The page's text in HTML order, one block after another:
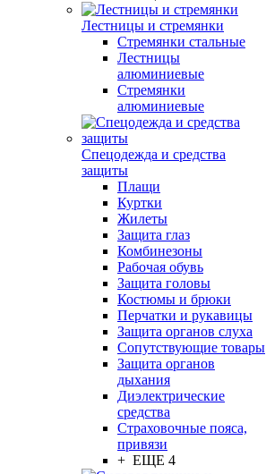
Лестницы и стремянки
Стремянки стальные
Лестницы
алюминиевые
Стремянки
алюминиевые
Спецодежда и средства
защиты
Плащи
Куртки
Жилеты
Защита глаз
Комбинезоны
Рабочая обувь
Защита головы
Костюмы и брюки
Перчатки и рукавицы
Защита органов слуха
Сопутствующие товары
Защита органов
дыхания
Диэлектрические
средства
Страховочные пояса,
привязи
+ ЕЩЕ 4